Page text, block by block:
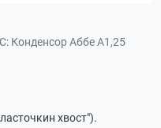
Конденсор Аббе А1,25
хвост").